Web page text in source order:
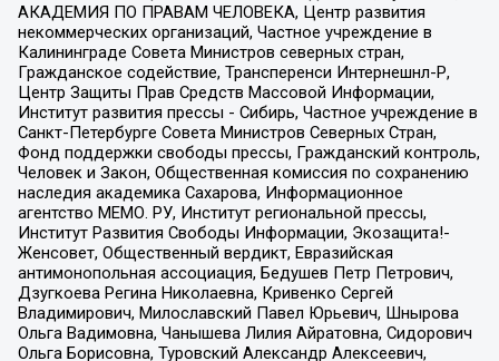
АКАДЕМИЯ ПО ПРАВАМ ЧЕЛОВЕКА, Центр развития
некоммерческих организаций, Частное учреждение в
Калининграде Совета Министров северных стран,
Гражданское содействие, Трансперенси Интернешнл-Р,
Центр Защиты Прав Средств Массовой Информации,
Институт развития прессы - Сибирь, Частное учреждение в
Санкт-Петербурге Совета Министров Северных Стран,
Фонд поддержки свободы прессы, Гражданский контроль,
Человек и Закон, Общественная комиссия по сохранению
наследия академика Сахарова, Информационное
агентство МЕМО. РУ, Институт региональной прессы,
Институт Развития Свободы Информации, Экозащита!-
Женсовет, Общественный вердикт, Евразийская
антимонопольная ассоциация, Бедушев Петр Петрович,
Дзугкоева Регина Николаевна, Кривенко Сергей
Владимирович, Милославский Павел Юрьевич, Шнырова
Ольга Вадимовна, Чанышева Лилия Айратовна, Сидорович
Ольга Борисовна, Туровский Александр Алексеевич,